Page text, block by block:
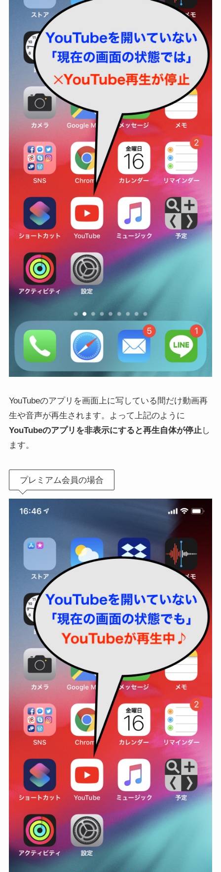
YouTubeのアプリを画面上に写している間だけ動画再
生や音声が再生されます。よって上記のように
YouTubeのアプリを非表示にすると再生自体が停止し
ます。
プレミアム会員の場合